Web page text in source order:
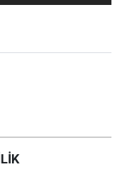
pîroz be…